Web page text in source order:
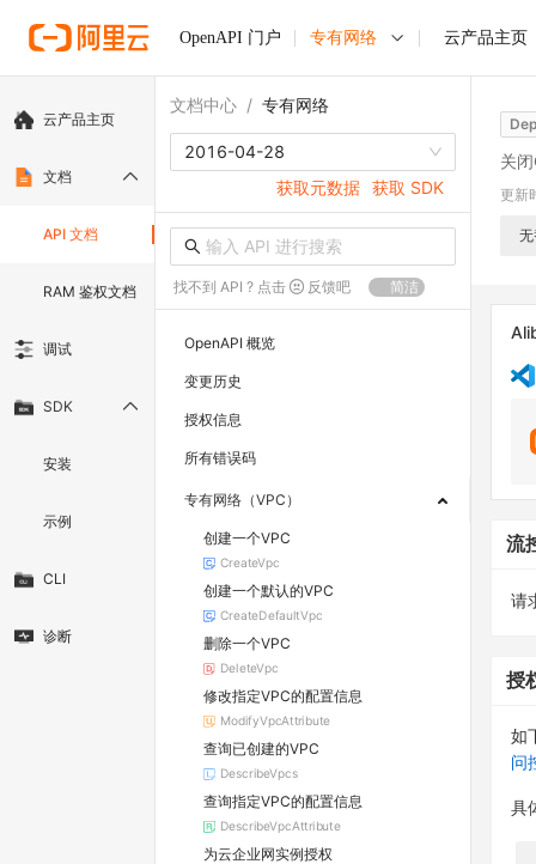
OpenAPI 门户 专有网络 云产品主页
云产品主页
文档
API 文档
RAM 鉴权文档
调试
SDK
安装
示例
CLI
诊断
文档中心 / 专有网络
2016-04-28
获取元数据 获取 SDK
找不到 API ? 点击 反馈吧 简洁
OpenAPI 概览
变更历史
授权信息
所有错误码
专有网络（VPC）
创建一个VPC
CreateVpc
创建一个默认的VPC
CreateDefaultVpc
删除一个VPC
DeleteVpc
修改指定VPC的配置信息
ModifyVpcAttribute
查询已创建的VPC
DescribeVpcs
查询指定VPC的配置信息
DescribeVpcAttribute
为云企业网实例授权
关
更新
流
请
授
如
问
具